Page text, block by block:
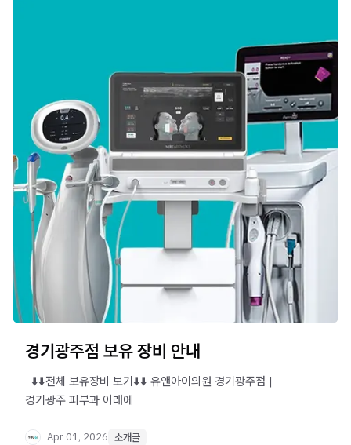
경기광주점 보유 장비 안내
​ ​ ⬇️⬇️전체 보유장비 보기⬇️⬇️ 유앤아이의원 경기광주점 |
경기광주 피부과 아래에
Apr 01, 2026 소개글